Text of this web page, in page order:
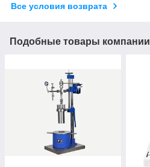
Все условия возврата
Подобные товары компании